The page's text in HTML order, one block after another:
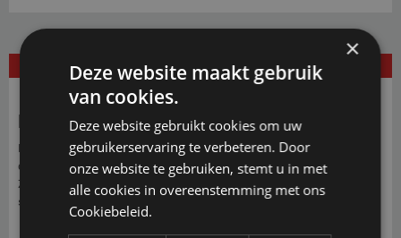
BESCHRIJVING
Bed lighting
De lamp reageert op beweging en geeft een warm licht, op het moment
dat u uit bed stapt. Zo kunt u veilig de weg door de slaapkamer vinden.
Zodra er geen beweging meer in de ruimte wordt waargenomen,
schakelt de verlichting uit.
×
Deze website maakt gebruik
van cookies.
Deze website gebruikt cookies om uw
gebruikerservaring te verbeteren. Door
onze website te gebruiken, stemt u in met
alle cookies in overeenstemming met ons
Cookiebeleid.